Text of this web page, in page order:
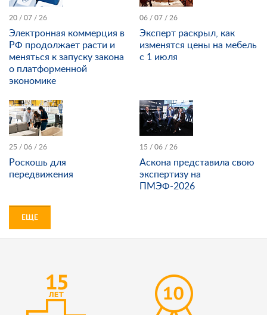
20 / 07 / 26
Электронная коммерция в
РФ продолжает расти и
меняться к запуску закона
о платформенной
экономике
06 / 07 / 26
Эксперт раскрыл, как
изменятся цены на мебель
с 1 июля
25 / 06 / 26
Роскошь для
передвижения
15 / 06 / 26
Аскона представила свою
экспертизу на
ПМЭФ-2026
ЕЩЕ